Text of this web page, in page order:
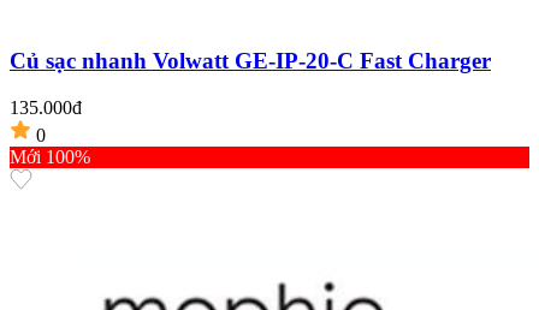
Củ sạc nhanh Volwatt GE-IP-20-C Fast Charger
135.000đ
0
Mới 100%